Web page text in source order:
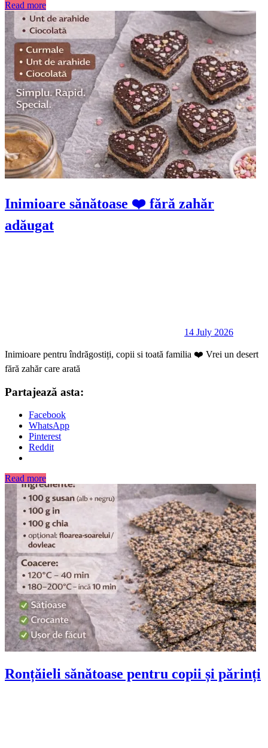
Read more
Inimioare sănătoase ❤️ fără zahăr
adăugat
14 July 2026
Inimioare pentru îndrăgostiți, copii si toată familia ❤️ Vrei un desert
fără zahăr care arată
Partajează asta:
Facebook
WhatsApp
Pinterest
Reddit
Read more
Ronțăieli sănătoase pentru copii și părinți